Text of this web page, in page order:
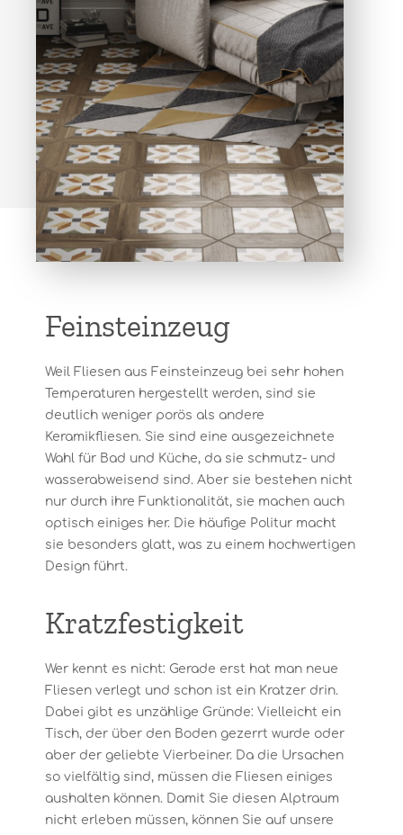
Feinsteinzeug
Weil Fliesen aus Feinsteinzeug bei sehr hohen
Temperaturen hergestellt werden, sind sie
deutlich weniger porös als andere
Keramikfliesen. Sie sind eine ausgezeichnete
Wahl für Bad und Küche, da sie schmutz- und
wasserabweisend sind. Aber sie bestehen nicht
nur durch ihre Funktionalität, sie machen auch
optisch einiges her. Die häufige Politur macht
sie besonders glatt, was zu einem hochwertigen
Design führt.
Kratzfestigkeit
Wer kennt es nicht: Gerade erst hat man neue
Fliesen verlegt und schon ist ein Kratzer drin.
Dabei gibt es unzählige Gründe: Vielleicht ein
Tisch, der über den Boden gezerrt wurde oder
aber der geliebte Vierbeiner. Da die Ursachen
so vielfältig sind, müssen die Fliesen einiges
aushalten können. Damit Sie diesen Alptraum
nicht erleben müssen, können Sie auf unsere